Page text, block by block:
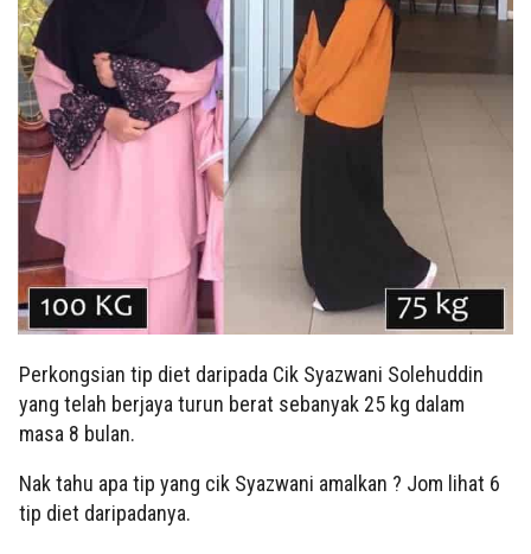
Perkongsian tip diet daripada Cik Syazwani Solehuddin
yang telah berjaya turun berat sebanyak 25 kg dalam
masa 8 bulan.
Nak tahu apa tip yang cik Syazwani amalkan ? Jom lihat 6
tip diet daripadanya.